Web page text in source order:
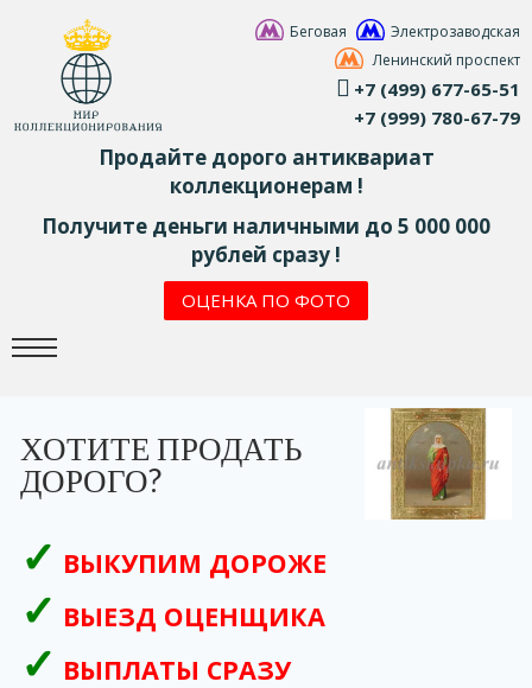
Беговая
Электрозаводская
Ленинский проспект
+7 (499) 677-65-51
+7 (999) 780-67-79
Продайте дорого антиквариат
коллекционерам !
Получите деньги наличными до 5 000 000
рублей сразу !
ОЦЕНКА ПО ФОТО
ХОТИТЕ ПРОДАТЬ
ДОРОГО?
ВЫКУПИМ ДОРОЖЕ
ВЫЕЗД ОЦЕНЩИКА
ВЫПЛАТЫ СРАЗУ